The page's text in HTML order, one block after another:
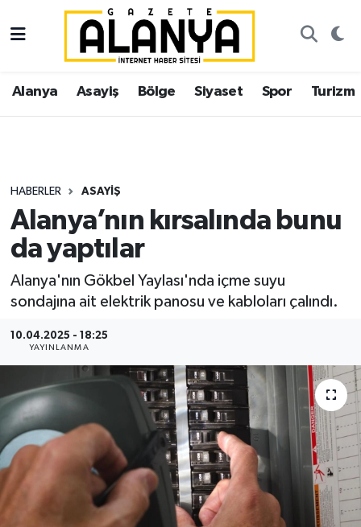
Alanya Asayiş Bölge Siyaset Spor Turizm
HABERLER ASAYIŞ
Alanya’nın kırsalında bunu
da yaptılar
Alanya'nın Gökbel Yaylası'nda içme suyu
sondajına ait elektrik panosu ve kabloları çalındı.
10.04.2025 - 18:25
YAYINLANMA
Alanya
Asayiş
Siyaset
Spor
Turizm
Ekonomi
Gazipaşa
İstanbul Nöbetçi Eczaneler
İstanbul Hava Durumu
Süper Lig Puan Durumu ve Fikstür
Tüm Manşetler
Son Dakika Haberleri
Haber Arşivi